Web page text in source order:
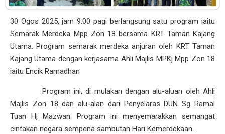
30 Ogos 2025, jam 9.00 pagi berlangsung satu program iaitu
Semarak Merdeka Mpp Zon 18 bersama KRT Taman Kajang
Utama. Program semarak merdeka anjuran oleh KRT Taman
Kajang Utama dengan kerjasama Ahli Majlis MPKj Mpp Zon 18
iaitu Encik Ramadhan
Program ini, di mulakan dengan alu-aluan oleh Ahli
Majlis Zon 18 dan alu-alan dari Penyelaras DUN Sg Ramal
Tuan Hj Mazwan. Program ini menyemarakkan semangat
cintakan negara sempena sambutan Hari Kemerdekaan.